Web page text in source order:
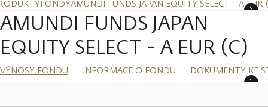
FONDYAMUNDI FUNDS JAPAN EQUITY SELECT - A EUR
AMUNDI FUNDS JAPAN
EQUITY SELECT - A EUR (C)
VÝNOSY FONDU INFORMACE O FONDU DOKUMENTY KE